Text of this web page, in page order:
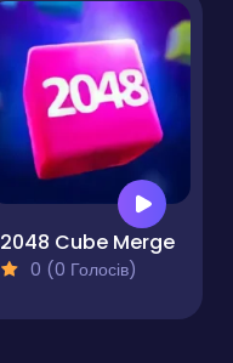
2048 Cube Merge
0 (0 Голосів)